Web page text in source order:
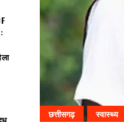
छत्तीसगढ़ स्वास्थ्य